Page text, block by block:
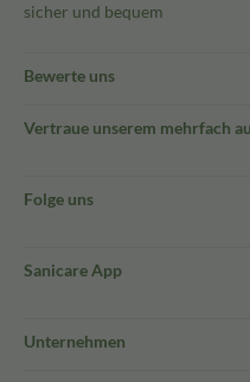
sicher und bequem
Bewerte uns
Vertraue unserem mehrfach
Folge uns
Sanicare App
Unternehmen